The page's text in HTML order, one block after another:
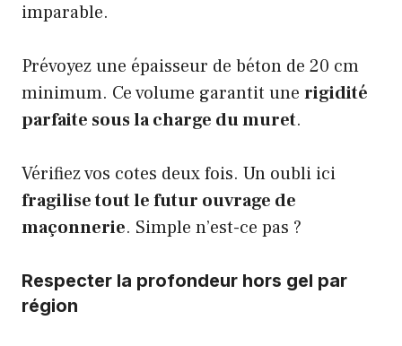
imparable.
Prévoyez une épaisseur de béton de 20 cm
minimum. Ce volume garantit une rigidité
parfaite sous la charge du muret.
Vérifiez vos cotes deux fois. Un oubli ici
fragilise tout le futur ouvrage de
maçonnerie. Simple n’est-ce pas ?
Respecter la profondeur hors gel par
région